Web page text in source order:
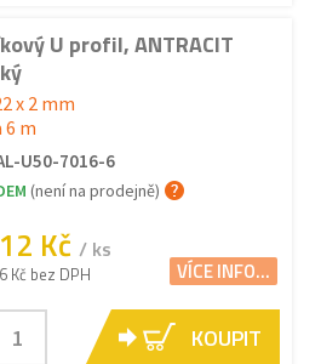
U profil, ANTRACIT
x 2 mm
6 m
U50-7016-6
(není na prodejně)
Kč / ks
Kč bez DPH VÍCE INFO...
KOUPIT